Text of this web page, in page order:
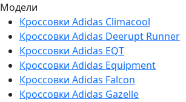
Модели
Кроссовки Adidas Climacool
Кроссовки Adidas Deerupt Runner
Кроссовки Adidas EQT
Кроссовки Adidas Equipment
Кроссовки Adidas Falcon
Кроссовки Adidas Gazelle